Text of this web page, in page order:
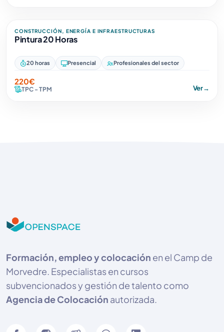
CONSTRUCCIÓN, ENERGÍA E INFRAESTRUCTURAS
Pintura 20 Horas
20 horas Presencial Profesionales del sector
220€
TPC - TPM Ver→
Formación, empleo y colocación en el Camp de
Morvedre. Especialistas en cursos
subvencionados y gestión de talento como
Agencia de Colocación autorizada.